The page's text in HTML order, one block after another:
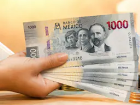
Clase
Clima
Mundial 2026
Eventos Corporativos
El Cronista Studio